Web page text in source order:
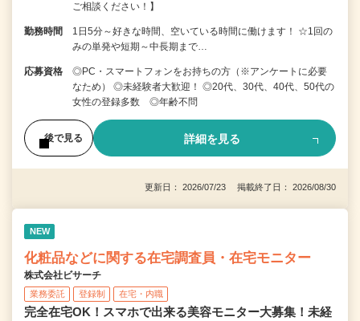
ご相談ください！】
勤務時間
1日5分～好きな時間、空いている時間に働けます！ ☆1回の
みの単発や短期～中長期まで…
応募資格
◎PC・スマートフォンをお持ちの方（※アンケートに必要
なため） ◎未経験者大歓迎！ ◎20代、30代、40代、50代の
女性の登録多数 ◎年齢不問
後で見る 詳細を見る
更新日： 2026/07/23 掲載終了日： 2026/08/30
NEW
化粧品などに関する在宅調査員・在宅モニター
株式会社ビサーチ
業務委託 登録制 在宅・内職
完全在宅OK！スマホで出来る美容モニター大募集！未経